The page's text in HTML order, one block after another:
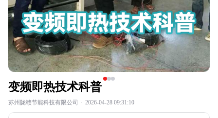
变频即热技术科普
苏州陇赣节能科技有限公司 · 2026-04-28 09:31:10